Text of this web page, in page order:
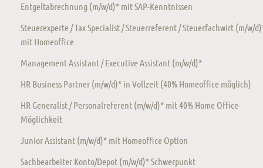
Entgeltabrechnung (m/w/d)* mit SAP-Kenntnissen
Steuerexperte / Tax Specialist / Steuerreferent / Steuerfachwirt (m/w/
mit Homeoffice
Management Assistant / Executive Assistant (m/w/d)*
HR Business Partner (m/w/d)* in Vollzeit (40% Homeoffice möglich)
HR Generalist / Personalreferent (m/w/d)* mit 40% Home Office-
Möglichkeit
Junior Assistant (m/w/d)* mit Homeoffice Option
Sachbearbeiter Konto/Depot (m/w/d)* Schwerpunkt